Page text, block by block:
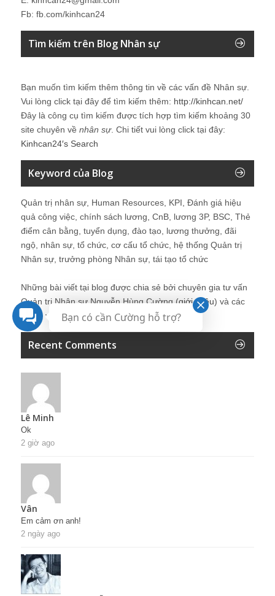
Fb: fb.com/kinhcan24
Tìm kiếm trên Blog Nhân sự
Bạn muốn tìm kiếm thêm thông tin về các vấn đề Nhân sự
Vui lòng click tại đây để tìm kiếm thêm: http://kinhcan.net/
Đây là công cụ tìm kiếm được tích hợp tìm kiếm khoảng 30
site chuyên về nhân sự. Chi tiết vui lòng click tại đây:
Kinhcan24′s Search
Keyword của Blog
Quản trị nhân sự, Human Resources, KPI, Đánh giá hiệu
quả công việc, chính sách lương, CnB, lương 3P, BSC, Thẻ
điểm cân bằng, tuyển dụng, đào tạo, lương thưởng, đãi
ngộ, nhân sự, tổ chức, cơ cấu tổ chức, hệ thống Quản trị
Nhân sự, trưởng phòng Nhân sự, tái tạo tổ chức
Những bài viết tại blog được chia sẻ bởi chuyên gia tư vấn
Quản trị Nhân sự Nguyễn Hùng Cường (giới thiệu) và các
thành viên khác trong cộng đồng Nhân sự.
Recent Comments
Lê Minh
Ok
2 giờ ago
Vân
Em cảm ơn anh!
2 ngày ago
Bạn có cần Cường hỗ trợ?